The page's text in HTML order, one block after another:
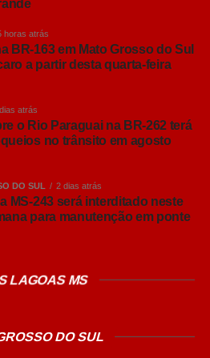
com
e baixa
que a presença do olho
a segurança pública,
e traz mais tranquilidade
por esses pontos da
horas atrás
BR-163 em Mato Grosso do Sul
a partir desta quarta-feira
atrás
o Rio Paraguai na BR-262 terá
no trânsito em agosto
DO SUL 2 dias atrás
MS-243 será interditado neste
para manutenção em ponte
LAGOAS MS
DO SUL